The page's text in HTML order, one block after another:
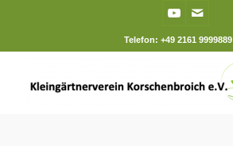
Telefon: +49 2161 9999889